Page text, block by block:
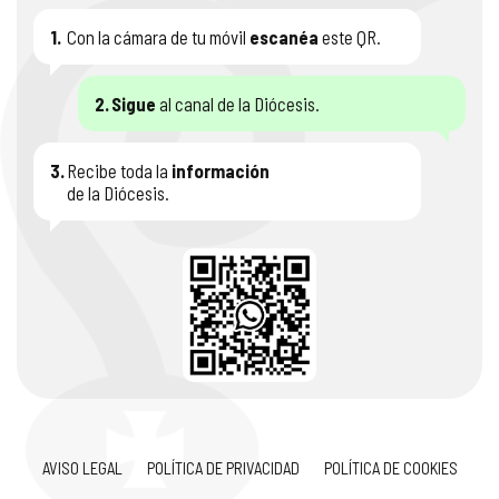
1. Con la cámara de tu móvil escanéa este QR.
2. Sigue al canal de la Diócesis.
3. Recibe toda la información
de la Diócesis.
AVISO LEGAL POLÍTICA DE PRIVACIDAD POLÍTICA DE COOKIES